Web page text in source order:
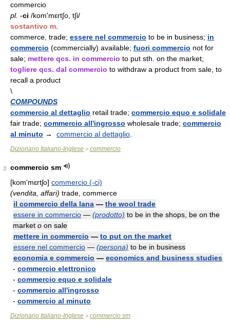
commercio
pl. -ci /kom'mεrt∫o, t∫i/
sostantivo m.
commerce, trade; essere nel commercio to be in business; in
commercio (commercially) available; fuori commercio not for
sale; mettere qcs. in commercio to put sth. on the market;
togliere qcs. dal commercio to withdraw a product from sale, to
recall a product
\
COMPOUNDS
commercio al dettaglio retail trade; commercio equo e solidale
fair trade; commercio all'ingrosso wholesale trade; commercio
al minuto → commercio al dettaglio
Dizionario Italiano-Inglese > commercio
3
commercio sm
[kom'mɛrtʃo] commercio (-ci)
(vendita, affari) trade, commerce
il commercio della lana — the wool trade
essere in commercio — (prodotto) to be in the shops, be on the
market o on sale
mettere in commercio — to put on the market
essere nel commercio — (persona) to be in business
economia e commercio — economics and business studies
- commercio elettronico
- commercio equo e solidale
- commercio all'ingrosso
- commercio al minuto
Dizionario Italiano-Inglese > commercio sm